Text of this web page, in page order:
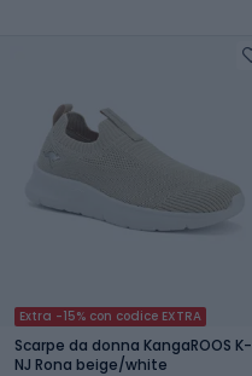
Extra -15% con codice EXTRA
Scarpe da donna KangaROOS K-
NJ Rona beige/white